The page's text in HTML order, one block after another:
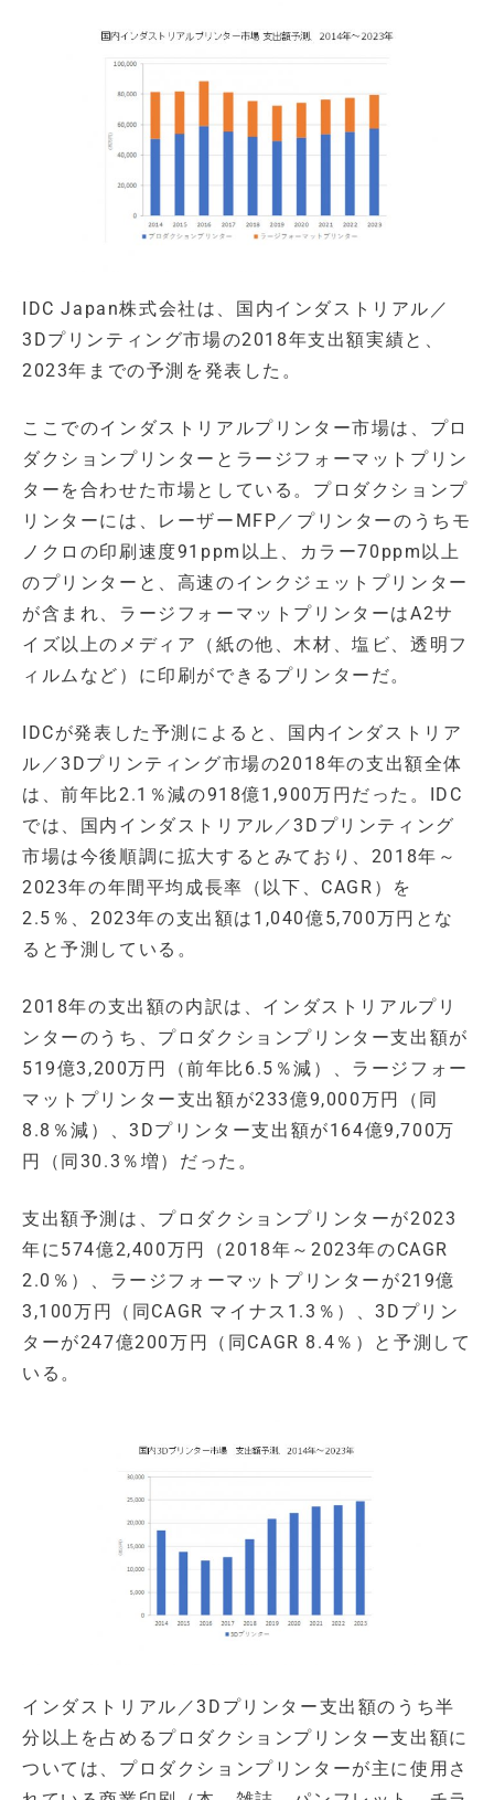
IDC Japan株式会社は、国内インダストリアル／
3Dプリンティング市場の2018年支出額実績と、
2023年までの予測を発表した。
ここでのインダストリアルプリンター市場は、プロ
ダクションプリンターとラージフォーマットプリン
ターを合わせた市場としている。プロダクションプ
リンターには、レーザーMFP／プリンターのうちモ
ノクロの印刷速度91ppm以上、カラー70ppm以上
のプリンターと、高速のインクジェットプリンター
が含まれ、ラージフォーマットプリンターはA2サ
イズ以上のメディア（紙の他、木材、塩ビ、透明フ
ィルムなど）に印刷ができるプリンターだ。
IDCが発表した予測によると、国内インダストリア
ル／3Dプリンティング市場の2018年の支出額全体
は、前年比2.1％減の918億1,900万円だった。IDC
では、国内インダストリアル／3Dプリンティング
市場は今後順調に拡大するとみており、2018年～
2023年の年間平均成長率（以下、CAGR）を
2.5％、2023年の支出額は1,040億5,700万円とな
ると予測している。
2018年の支出額の内訳は、インダストリアルプリ
ンターのうち、プロダクションプリンター支出額が
519億3,200万円（前年比6.5％減）、ラージフォー
マットプリンター支出額が233億9,000万円（同
8.8％減）、3Dプリンター支出額が164億9,700万
円（同30.3％増）だった。
支出額予測は、プロダクションプリンターが2023
年に574億2,400万円（2018年～2023年のCAGR
2.0％）、ラージフォーマットプリンターが219億
3,100万円（同CAGR マイナス1.3％）、3Dプリン
ターが247億200万円（同CAGR 8.4％）と予測して
いる。
インダストリアル／3Dプリンター支出額のうち半
分以上を占めるプロダクションプリンター支出額に
ついては、プロダクションプリンターが主に使用さ